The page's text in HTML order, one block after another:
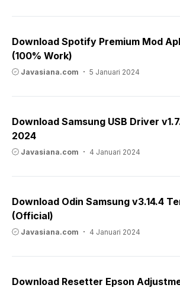
Download Spotify Premium Mod
(100% Work)
Javasiana.com 5 Januari 2024
Download Samsung USB Driver
2024
Javasiana.com 4 Januari 2024
Download Odin Samsung v3.14.4
(Official)
Javasiana.com 4 Januari 2024
Download Resetter Epson